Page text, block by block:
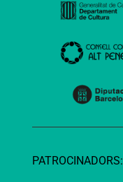
PATROCINADORS: